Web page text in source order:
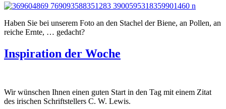
Haben Sie bei unserem Foto an den Stachel der Biene, an Pollen, an
reiche Ernte, … gedacht?
Inspiration der Woche
Wir wünschen Ihnen einen guten Start in den Tag mit einem Zitat
des irischen Schriftstellers C. W. Lewis.